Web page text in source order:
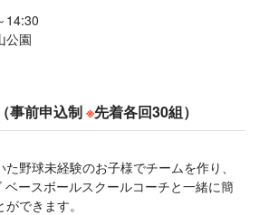
14:30
公園
事前申込制※先着各回30組）
野球未経験のお子様でチームを作り、
ースボールスクールコーチと一緒に簡
できます。